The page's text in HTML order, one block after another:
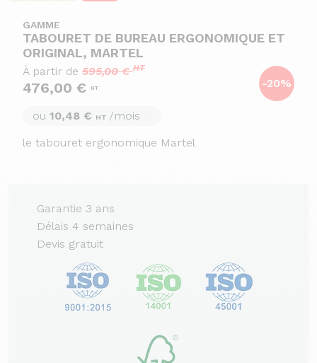
GAMME
TABOURET DE BUREAU ERGONOMIQUE ET
ORIGINAL, MARTEL
-20%
À partir de 595,00 €HT
476,00 € HT
ou 10,48 € HT /mois
le tabouret ergonomique Martel
Garantie 3 ans
Délais 4 semaines
Devis gratuit